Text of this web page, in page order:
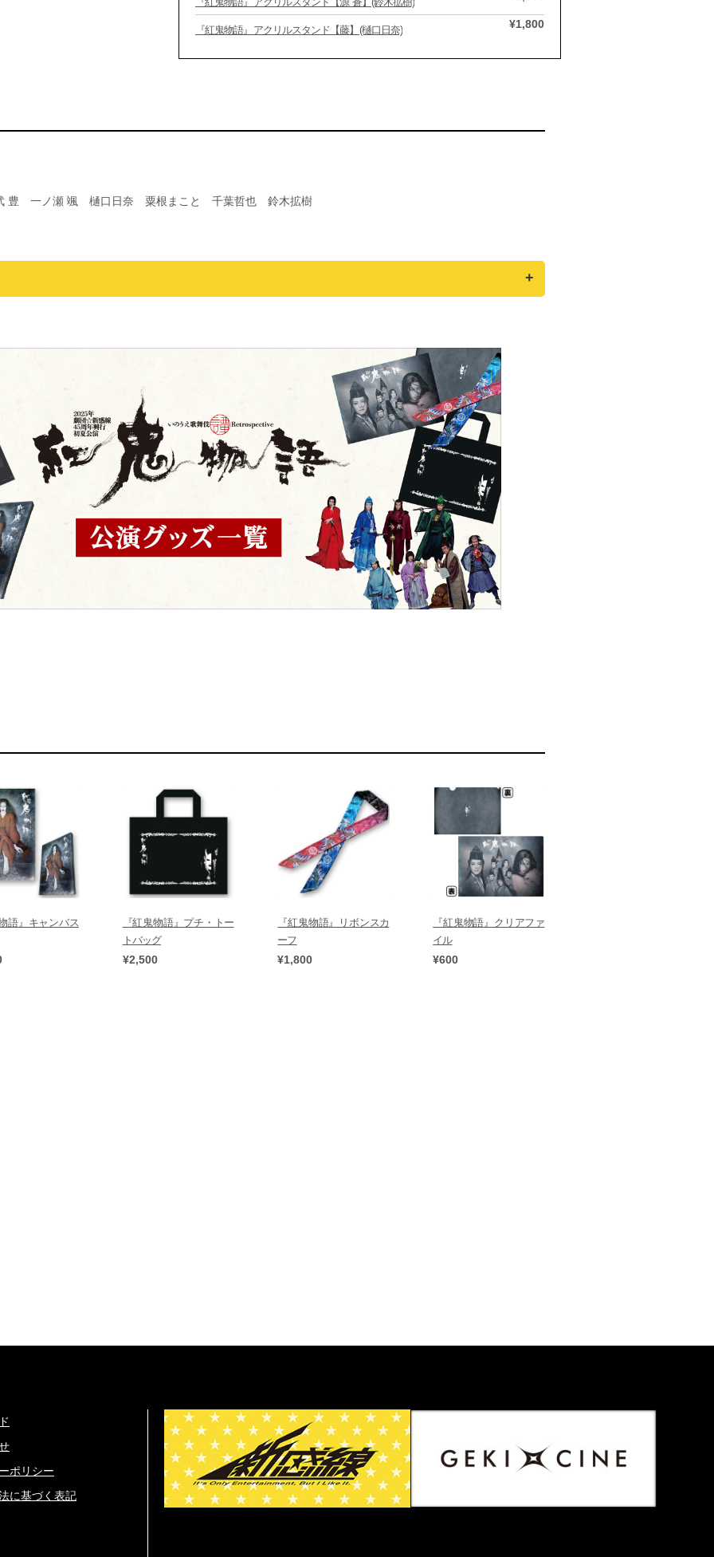
『紅鬼物語』アクリルスタンド【藤】(樋口日奈) ¥1,800
豊 一ノ瀬 颯 樋口日奈 粟根まこと 千葉哲也 鈴木拡樹
語』キャンバス
『紅鬼物語』プチ・トー
トバッグ
¥2,500
『紅鬼物語』リボンスカ
ーフ
¥1,800
『紅鬼物語』クリアファ
イル
¥600
ポリシー
に基づく表記